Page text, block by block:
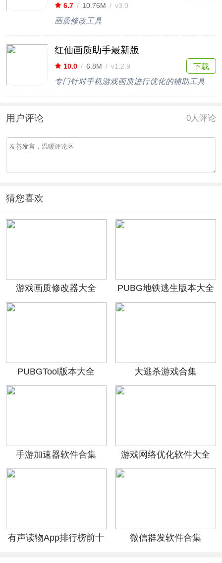
6.7 / 10.76M / v3.0
画质修改工具
红仙画质助手最新版
10.0 / 6.8M / v1.2.9
专门针对手机游戏画质进行优化的辅助工具
下载
用户评论 0人评论
猜您喜欢
游戏画质修改器大全 PUBG地铁逃生版本大全
PUBGTool版本大全 大逃杀游戏合集
手游加速器软件合集 游戏网络优化软件大全
有声读物App排行榜前十
微信群发软件合集